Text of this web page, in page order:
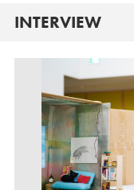
INTERVIEW